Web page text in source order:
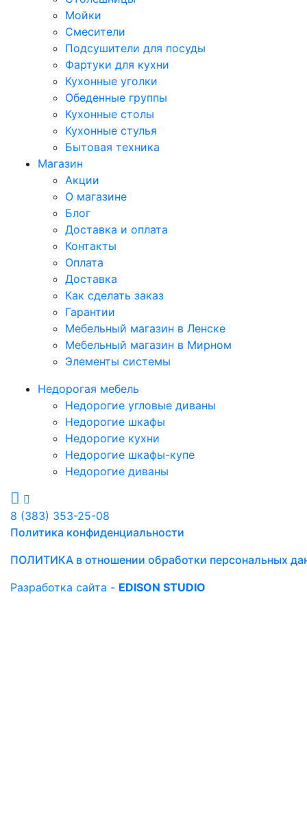
Мойки
Смесители
Подсушители для посуды
Фартуки для кухни
Кухонные уголки
Обеденные группы
Кухонные столы
Кухонные стулья
Бытовая техника
Магазин
Акции
О магазине
Блог
Доставка и оплата
Контакты
Оплата
Доставка
Как сделать заказ
Гарантии
Мебельный магазин в Ленске
Мебельный магазин в Мирном
Элементы системы
Недорогая мебель
Недорогие угловые диваны
Недорогие шкафы
Недорогие кухни
Недорогие шкафы-купе
Недорогие диваны
8 (383) 353-25-08
Политика конфиденциальности
ПОЛИТИКА в отношении обработки персональных
Разработка сайта - EDISON STUDIO